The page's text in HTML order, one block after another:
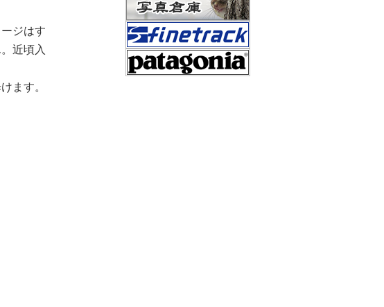
ジはす
近頃入
ます。